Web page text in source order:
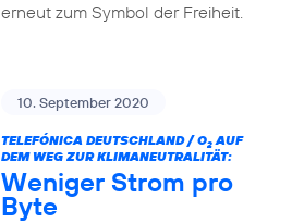
erneut zum Symbol der Freiheit.
10. September 2020
TELEFÓNICA DEUTSCHLAND / O2AUF
DEM WEG ZUR KLIMANEUTRALITÄT:
Weniger Strom pro
Byte